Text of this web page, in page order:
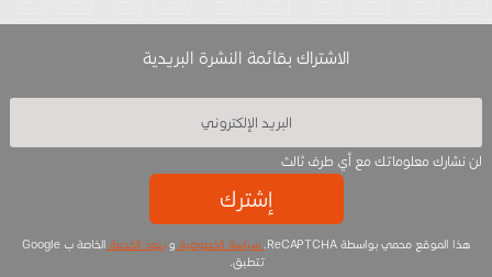
الاشتراك بقائمة النشرة البريدية
لن نشارك معلوماتك مع أي طرف ثالث
إشترك
هذا الموقع محمي بواسطة ReCAPTCHA. سياسة الخصوصية وبنود الخدمة
الخاصة ب Google
تتطبق.